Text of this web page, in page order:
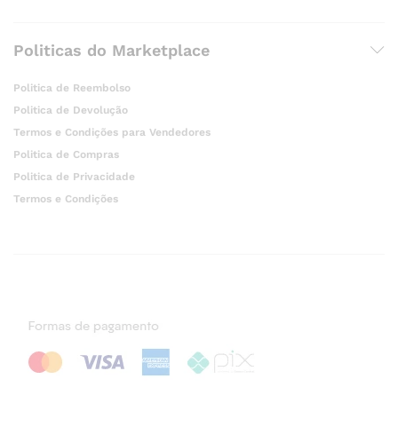
Politicas do Marketplace
Politica de Reembolso
Politica de Devolução
Termos e Condições para Vendedores
Politica de Compras
Politica de Privacidade
Termos e Condições